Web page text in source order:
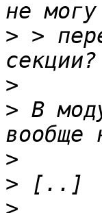
> >
>
> В
>
>